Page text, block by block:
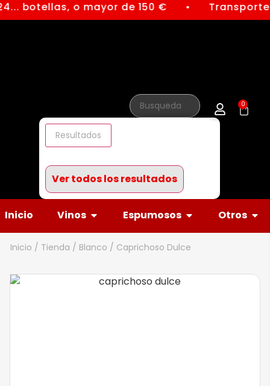
botellas, o mayor de 150 € ●
Resultados
Ver todos los resultados
0
Inicio Vinos Espumosos Otros
Inicio / Tienda / Blanco / Caprichoso Dulce